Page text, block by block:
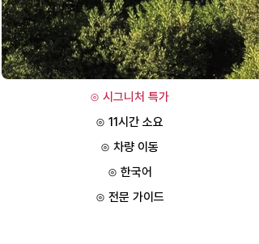
⊙ 시그니처 특가
⊙ 11시간 소요
⊙ 차량 이동
⊙ 한국어
⊙ 전문 가이드